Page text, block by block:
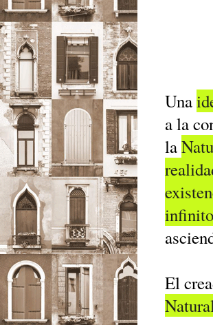
Una
a la
la
infinito
El